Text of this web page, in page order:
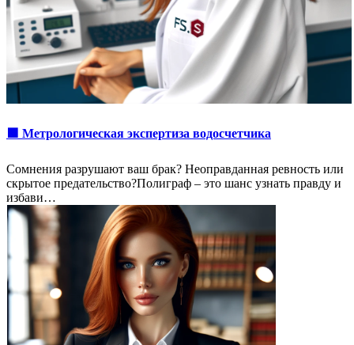
🟩 Метрологическая экспертиза водосчетчика
Сомнения разрушают ваш брак? Неоправданная ревность или
скрытое предательство?Полиграф – это шанс узнать правду и
избави…